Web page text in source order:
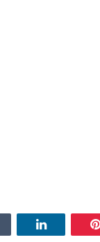
Pinterest